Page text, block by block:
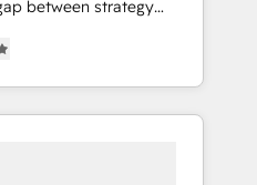
務の一部をAIが自律実
計・実装。Breeze・
携させ、役割定義・運
めて設計します。 3️⃣
between strategy
System (GTM
and engineer a
revenue